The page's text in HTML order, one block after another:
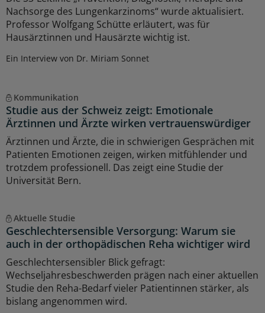
Nachsorge des Lungenkarzinoms“ wurde aktualisiert.
Professor Wolfgang Schütte erläutert, was für
Hausärztinnen und Hausärzte wichtig ist.
Ein Interview von Dr. Miriam Sonnet
Kommunikation
Studie aus der Schweiz zeigt: Emotionale
Ärztinnen und Ärzte wirken vertrauenswürdiger
Ärztinnen und Ärzte, die in schwierigen Gesprächen mit
Patienten Emotionen zeigen, wirken mitfühlender und
trotzdem professionell. Das zeigt eine Studie der
Universität Bern.
Aktuelle Studie
Geschlechtersensible Versorgung: Warum sie
auch in der orthopädischen Reha wichtiger wird
Geschlechtersensibler Blick gefragt:
Wechseljahresbeschwerden prägen nach einer aktuellen
Studie den Reha-Bedarf vieler Patientinnen stärker, als
bislang angenommen wird.